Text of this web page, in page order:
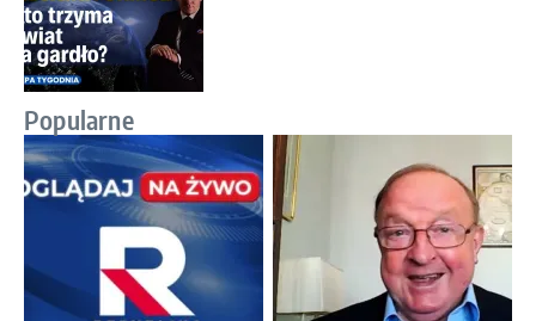
Popularne